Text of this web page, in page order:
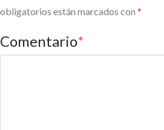
obligatorios están marcados con *
Comentario*